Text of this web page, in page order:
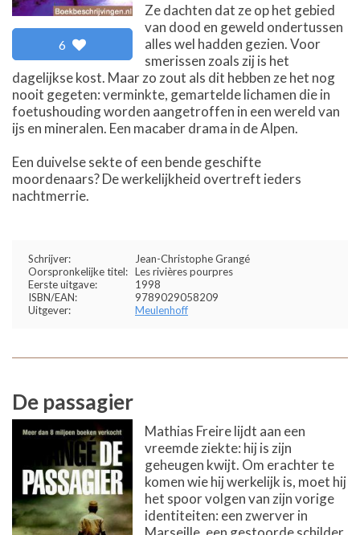
6
Ze dachten dat ze op het gebied
van dood en geweld ondertussen
alles wel hadden gezien. Voor
smerissen zoals zij is het
dagelijkse kost. Maar zo zout als dit hebben ze het nog
nooit gegeten: verminkte, gemartelde lichamen die in
foetushouding worden aangetroffen in een wereld van
ijs en mineralen. Een macaber drama in de Alpen.
Een duivelse sekte of een bende geschifte
moordenaars? De werkelijkheid overtreft ieders
nachtmerrie.
Schrijver:
Jean-Christophe Grangé
Oorspronkelijke titel: Les rivières pourpres
Eerste uitgave:
1998
ISBN/EAN:
9789029058209
Uitgever:
Meulenhoff
De passagier
Mathias Freire lijdt aan een
vreemde ziekte: hij is zijn
geheugen kwijt. Om erachter te
komen wie hij werkelijk is, moet hij
het spoor volgen van zijn vorige
identiteiten: een zwerver in